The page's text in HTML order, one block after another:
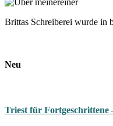
Brittas Schreiberei wurde in
Neu
Triest für Fortgeschrittene